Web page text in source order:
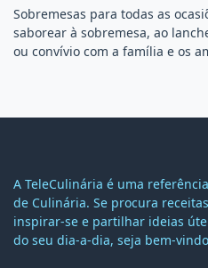
Sobremesas para todas as
saborear à sobremesa, ao
ou convívio com a família e os
A TeleCulinária é uma
de Culinária. Se procura
inspirar-se e partilhar ideias
do seu dia-a-dia, seja bem-